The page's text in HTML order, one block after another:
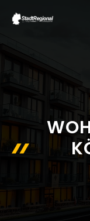
Inhalt